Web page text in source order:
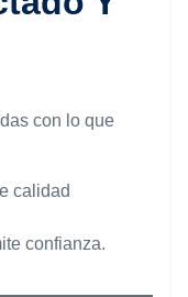
con lo que
calidad
confianza.